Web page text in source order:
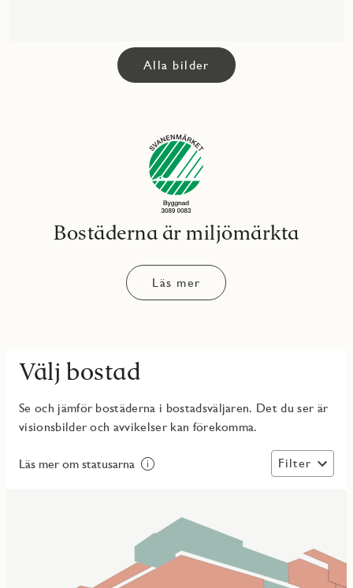
Alla bilder
Bostäderna är miljömärkta
Läs mer
Välj bostad
Se och jämför bostäderna i bostadsväljaren. Det du ser är
visionsbilder och avvikelser kan förekomma.
Läs mer om statusarna Filter